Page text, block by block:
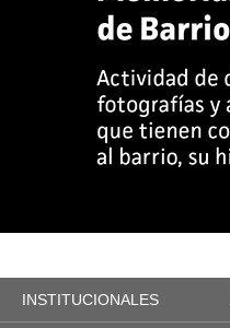
INSTITUCIONALES